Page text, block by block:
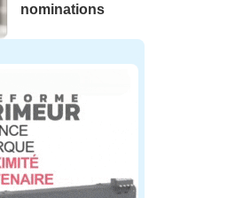
nominations